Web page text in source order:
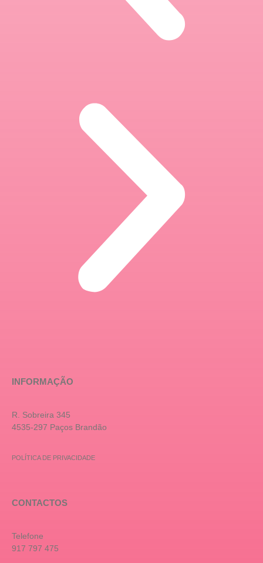
INFORMAÇÃO
R. Sobreira 345
4535-297 Paços Brandão
POLÍTICA DE PRIVACIDADE
CONTACTOS
Telefone
917 797 475